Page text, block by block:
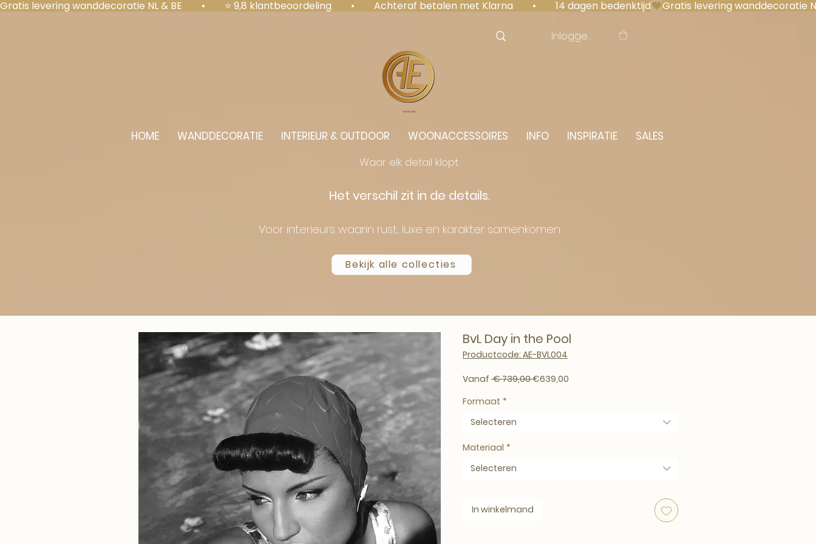
Gratis levering wanddecoratie NL & BE  •  ⭐ 9,8 klantbeoordeling  •  Achteraf betalen met Klarna  •  14 dagen bedenktijd
Inloggen
⭐️⭐️⭐️⭐️⭐️
HOME WANDDECORATIE INTERIEUR & OUTDOOR WOONACCESSOIRES INFO INSPIRATIE
SALES
Waar elk detail klopt.
Het verschil zit in de details.
Voor interieurs waarin rust, luxe en karakter samenkomen
Bekijk alle collecties
BvL Day in the Pool
Productcode: AE-BVL004
Vanaf € 739,00 Normale prijs
€639,00
Formaat *
Selecteren
Materiaal *
Selecteren
In winkelmand